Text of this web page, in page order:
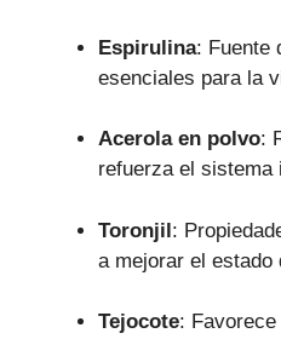
Espirulina: Fuente
esenciales para la
Acerola en polvo:
refuerza el sistema
Toronjil:
a mejorar el estado
Tejocote: